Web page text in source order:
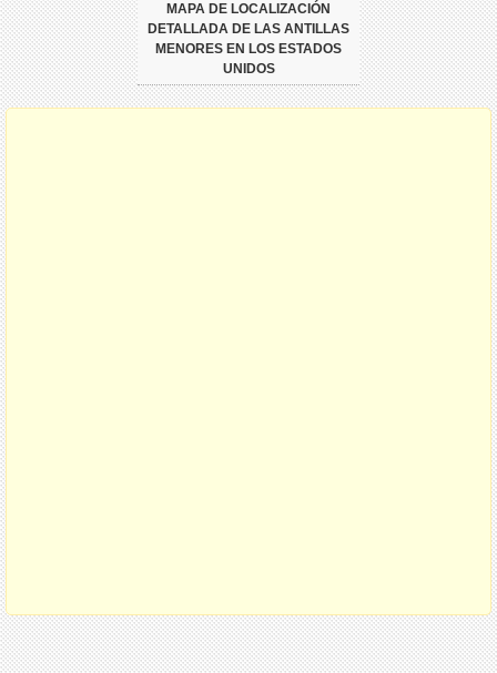
MAPA DE LOCALIZACIÓN
DETALLADA DE LAS ANTILLAS
MENORES EN LOS ESTADOS
UNIDOS